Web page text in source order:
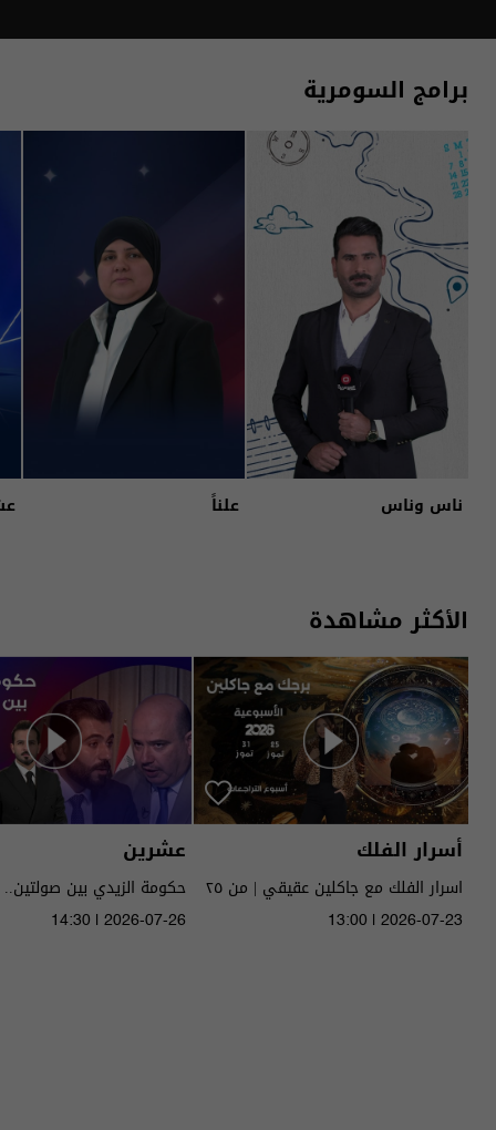
برامج السومرية
ناس وناس علناً
الأكثر مشاهدة
أسرار الفلك
اسرار الفلك مع جاكلين عقيقي | من ٢٥
الى ٣١ تموز ٢٠٢٦ | 2026
13:00 | 2026-07-23
عشرين
حكومة الزيدي بين
14:30 | 2026-07-26